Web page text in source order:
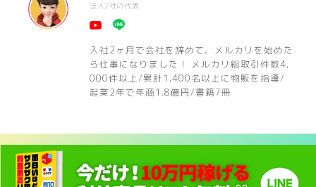
法人2社の代表
入社2ヶ月で会社を辞めて、メルカリを始めた
ら仕事になりました！ メルカリ総取引件数4,
000件以上/累計1,400名以上に物販を指導/
起業2年で年商1.8億円/書籍7冊
HOME ＞ プレ値速報！
運営者情報 プライバシーポリシー